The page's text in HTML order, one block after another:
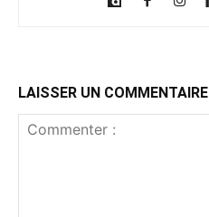
LAISSER UN COMMENTAIRE